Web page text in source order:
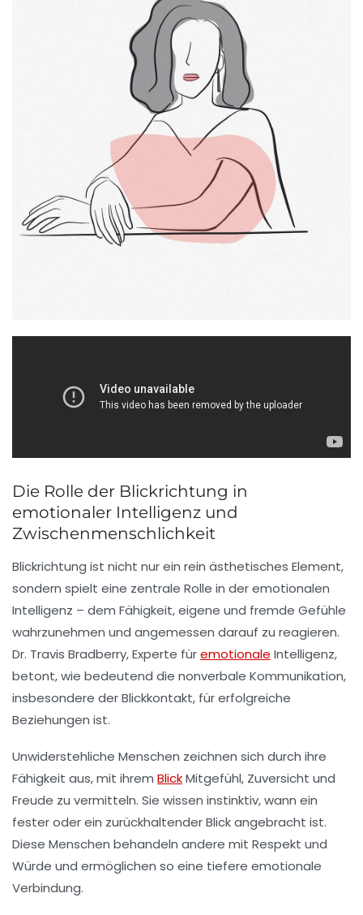
Die Rolle der Blickrichtung in
emotionaler Intelligenz und
Zwischenmenschlichkeit
Blickrichtung ist nicht nur ein rein ästhetisches Element,
sondern spielt eine zentrale Rolle in der emotionalen
Intelligenz – dem Fähigkeit, eigene und fremde Gefühle
wahrzunehmen und angemessen darauf zu reagieren.
Dr. Travis Bradberry, Experte füremotionale Intelligenz,
betont, wie bedeutend die nonverbale Kommunikation,
insbesondere der Blickkontakt, für erfolgreiche
Beziehungen ist.
Unwiderstehliche Menschen zeichnen sich durch ihre
Fähigkeit aus, mit ihrem BlickMitgefühl, Zuversicht und
Freude zu vermitteln. Sie wissen instinktiv, wann ein
fester oder ein zurückhaltender Blick angebracht ist.
Diese Menschen behandeln andere mit Respekt und
Würde und ermöglichen so eine tiefere emotionale
Verbindung.